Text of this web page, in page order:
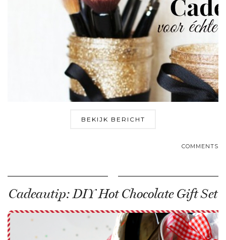
BEKIJK BERICHT
COMMENTS
Cadeautip: DIY Hot Chocolate Gift Set